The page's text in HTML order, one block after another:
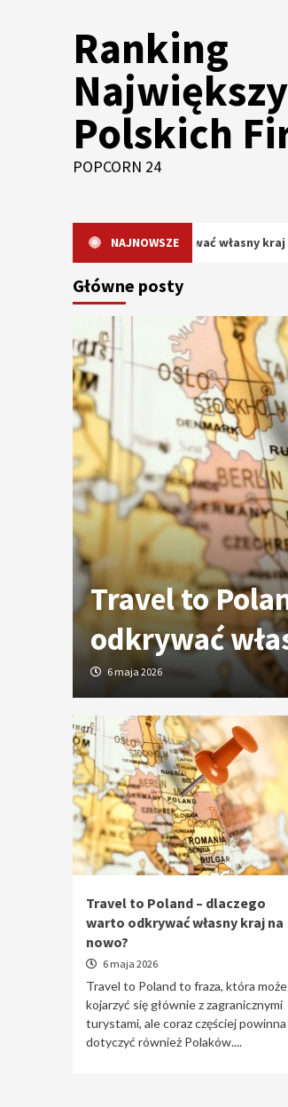
Ranking
Polskich
POPCORN 24
NAJNOWSZE
warto odkrywać własny kraj na nowo?
Główne posty
Travel to
odkrywać
6 maja 2026
Travel to Poland – dlaczego
warto odkrywać własny kraj na
nowo?
6 maja 2026
Travel to Poland to fraza, która może
kojarzyć się głównie z zagranicznymi
turystami, ale coraz częściej powinna
dotyczyć również Polaków....